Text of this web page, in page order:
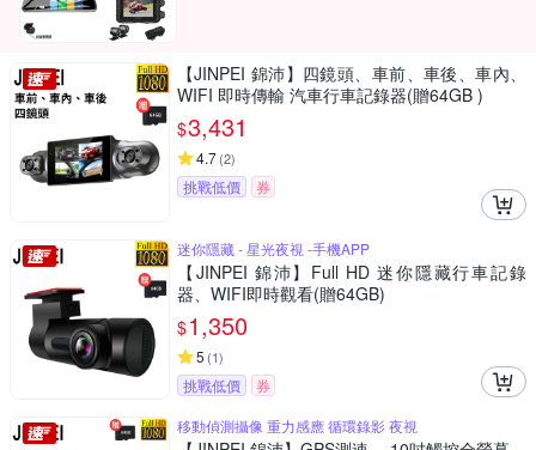
【JINPEI 錦沛】四鏡頭、車前、車後、車內、
WIFI 即時傳輸 汽車行車記錄器(贈64GB )
$3,431
4.7(2)
挑戰低價 券
迷你隱藏 - 星光夜視 -手機APP
【JINPEI 錦沛】Full HD 迷你隱藏行車記錄
器、WIFI即時觀看(贈64GB)
$1,350
5 (1)
挑戰低價
券
移動偵測攝像 重力感應 循環錄影 夜視